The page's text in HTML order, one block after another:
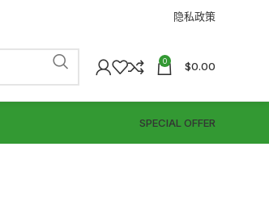
隐私政策
0 $0.00
SPECIAL OFFER